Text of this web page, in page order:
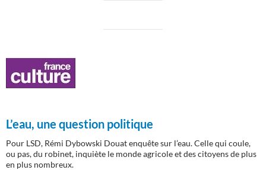
L’eau, une question politique
Pour LSD, Rémi Dybowski Douat enquête sur l’eau. Celle qui coule,
ou pas, du robinet, inquiète le monde agricole et des citoyens de plus
en plus nombreux.